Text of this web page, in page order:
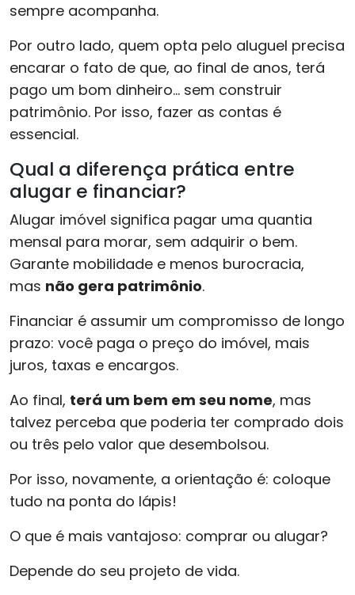
sempre acompanha.
Por outro lado, quem opta pelo aluguel precisa
encarar o fato de que, ao final de anos, terá
pago um bom dinheiro… sem construir
patrimônio. Por isso, fazer as contas é
essencial.
Qual a diferença prática entre
alugar e financiar?
Alugar imóvel significa pagar uma quantia
mensal para morar, sem adquirir o bem.
Garante mobilidade e menos burocracia,
mas não gera patrimônio.
Financiar é assumir um compromisso de longo
prazo: você paga o preço do imóvel, mais
juros, taxas e encargos.
Ao final, terá um bem em seu nome, mas
talvez perceba que poderia ter comprado dois
ou três pelo valor que desembolsou.
Por isso, novamente, a orientação é: coloque
tudo na ponta do lápis!
O que é mais vantajoso: comprar ou alugar?
Depende do seu projeto de vida.